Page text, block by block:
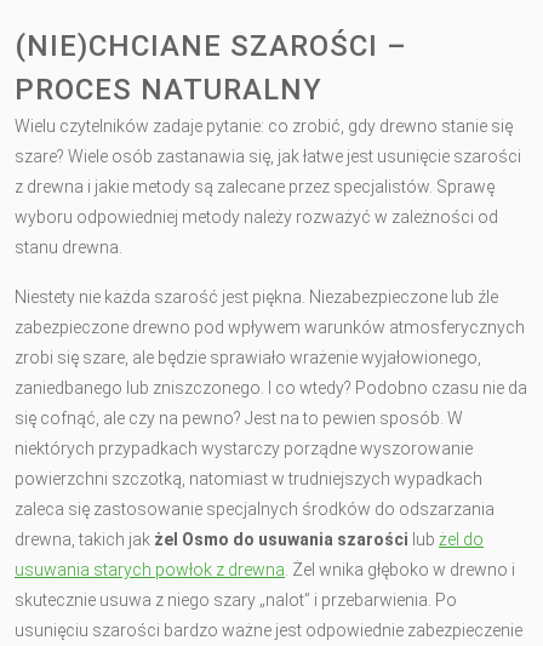
(NIE)CHCIANE SZAROŚCI –
PROCES NATURALNY
Wielu czytelników zadaje pytanie: co zrobić, gdy drewno stanie się
szare? Wiele osób zastanawia się, jak łatwe jest usunięcie szarości
z drewna i jakie metody są zalecane przez specjalistów. Sprawę
wyboru odpowiedniej metody należy rozważyć w zależności od
stanu drewna.
Niestety nie każda szarość jest piękna. Niezabezpieczone lub źle
zabezpieczone drewno pod wpływem warunków atmosferycznych
zrobi się szare, ale będzie sprawiało wrażenie wyjałowionego,
zaniedbanego lub zniszczonego. I co wtedy? Podobno czasu nie da
się cofnąć, ale czy na pewno? Jest na to pewien sposób. W
niektórych przypadkach wystarczy porządne wyszorowanie
powierzchni szczotką, natomiast w trudniejszych wypadkach
zaleca się zastosowanie specjalnych środków do odszarzania
drewna, takich jak żel Osmo do usuwania szarości lub żel do
usuwania starych powłok z drewna . Żel wnika głęboko w drewno i
skutecznie usuwa z niego szary „nalot” i przebarwienia. Po
usunięciu szarości bardzo ważne jest odpowiednie zabezpieczenie